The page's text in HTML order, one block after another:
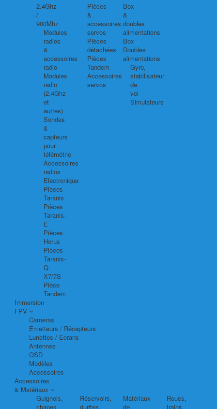
2.4Ghz
/
900Mhz
Modules
radios
&
accessoires
radio
Modules
radio
(2.4Ghz
et
autres)
Sondes
&
capteurs
pour
télémétrie
Accessoires
radios
Electronique
Pièces
Taranis
Pièces
Taranis-
E
Pièces
Horus
Pièces
Taranis-
Q
X7/7S
Pièce
Tandem
Pièces
&
accessoires
servos
Pièces
détachées
Pièces
Tandem
Accessoires
servos
Box
&
doubles
alimentations
Box
Doubles
alimentations
Gyro,
stabilisateur
de
vol
Simulateurs
Immersion
FPV
Cameras
Emetteurs / Récepteurs
Lunettes / Ecrans
Antennes
OSD
Modèles
Accessoires
Accessoires
& Matériaux
Guignols,
chapes,
Réservoirs,
durites,
Matériaux
de
Roues,
trains